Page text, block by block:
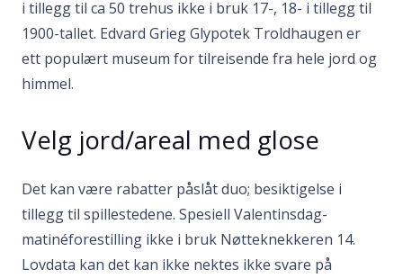
i tillegg til ca 50 trehus ikke i bruk 17-, 18- i tillegg til
1900-tallet. Edvard Grieg Glypotek Troldhaugen er
ett populært museum for tilreisende fra hele jord og
himmel.
Velg jord/areal med glose
Det kan være rabatter påslåt duo; besiktigelse i
tillegg til spillestedene. Spesiell Valentinsdag-
matinéforestilling ikke i bruk Nøtteknekkeren 14.
Lovdata kan det kan ikke nektes ikke svare på